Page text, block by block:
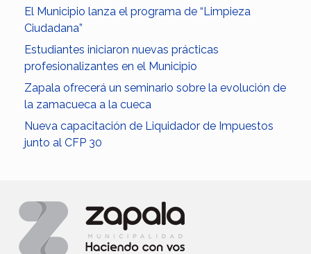
El Municipio lanza el programa de “Limpieza
Ciudadana”
Estudiantes iniciaron nuevas prácticas
profesionalizantes en el Municipio
Zapala ofrecerá un seminario sobre la evolución de
la zamacueca a la cueca
Nueva capacitación de Liquidador de Impuestos
junto al CFP 30